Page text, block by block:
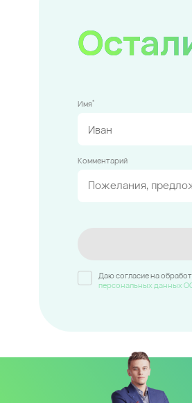
Имя*
Комментарий
Даю согласие на
персональных данных